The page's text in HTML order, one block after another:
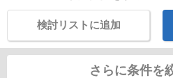
検討リストに追加
さらに条件を